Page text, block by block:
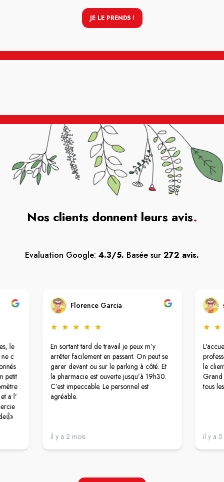
JE LE PRENDS !
Nos clients donnent leurs avis.
Evaluation Google: 4.3/5. Basée sur 272 avis.
le
c
petit
a l'
Florence Garcia
★ ★ ★ ★ ★
En sortant tard de travail je peux m’y
arrêter facilement en passant. On peut se
garer devant ou sur le parking à côté. Et
la pharmacie est ouverte jusqu’à 19h30.
C’est impeccable. Le personnel est
agréable.
il y a 2 mois
★ ★
le
Grand
tous
il y a